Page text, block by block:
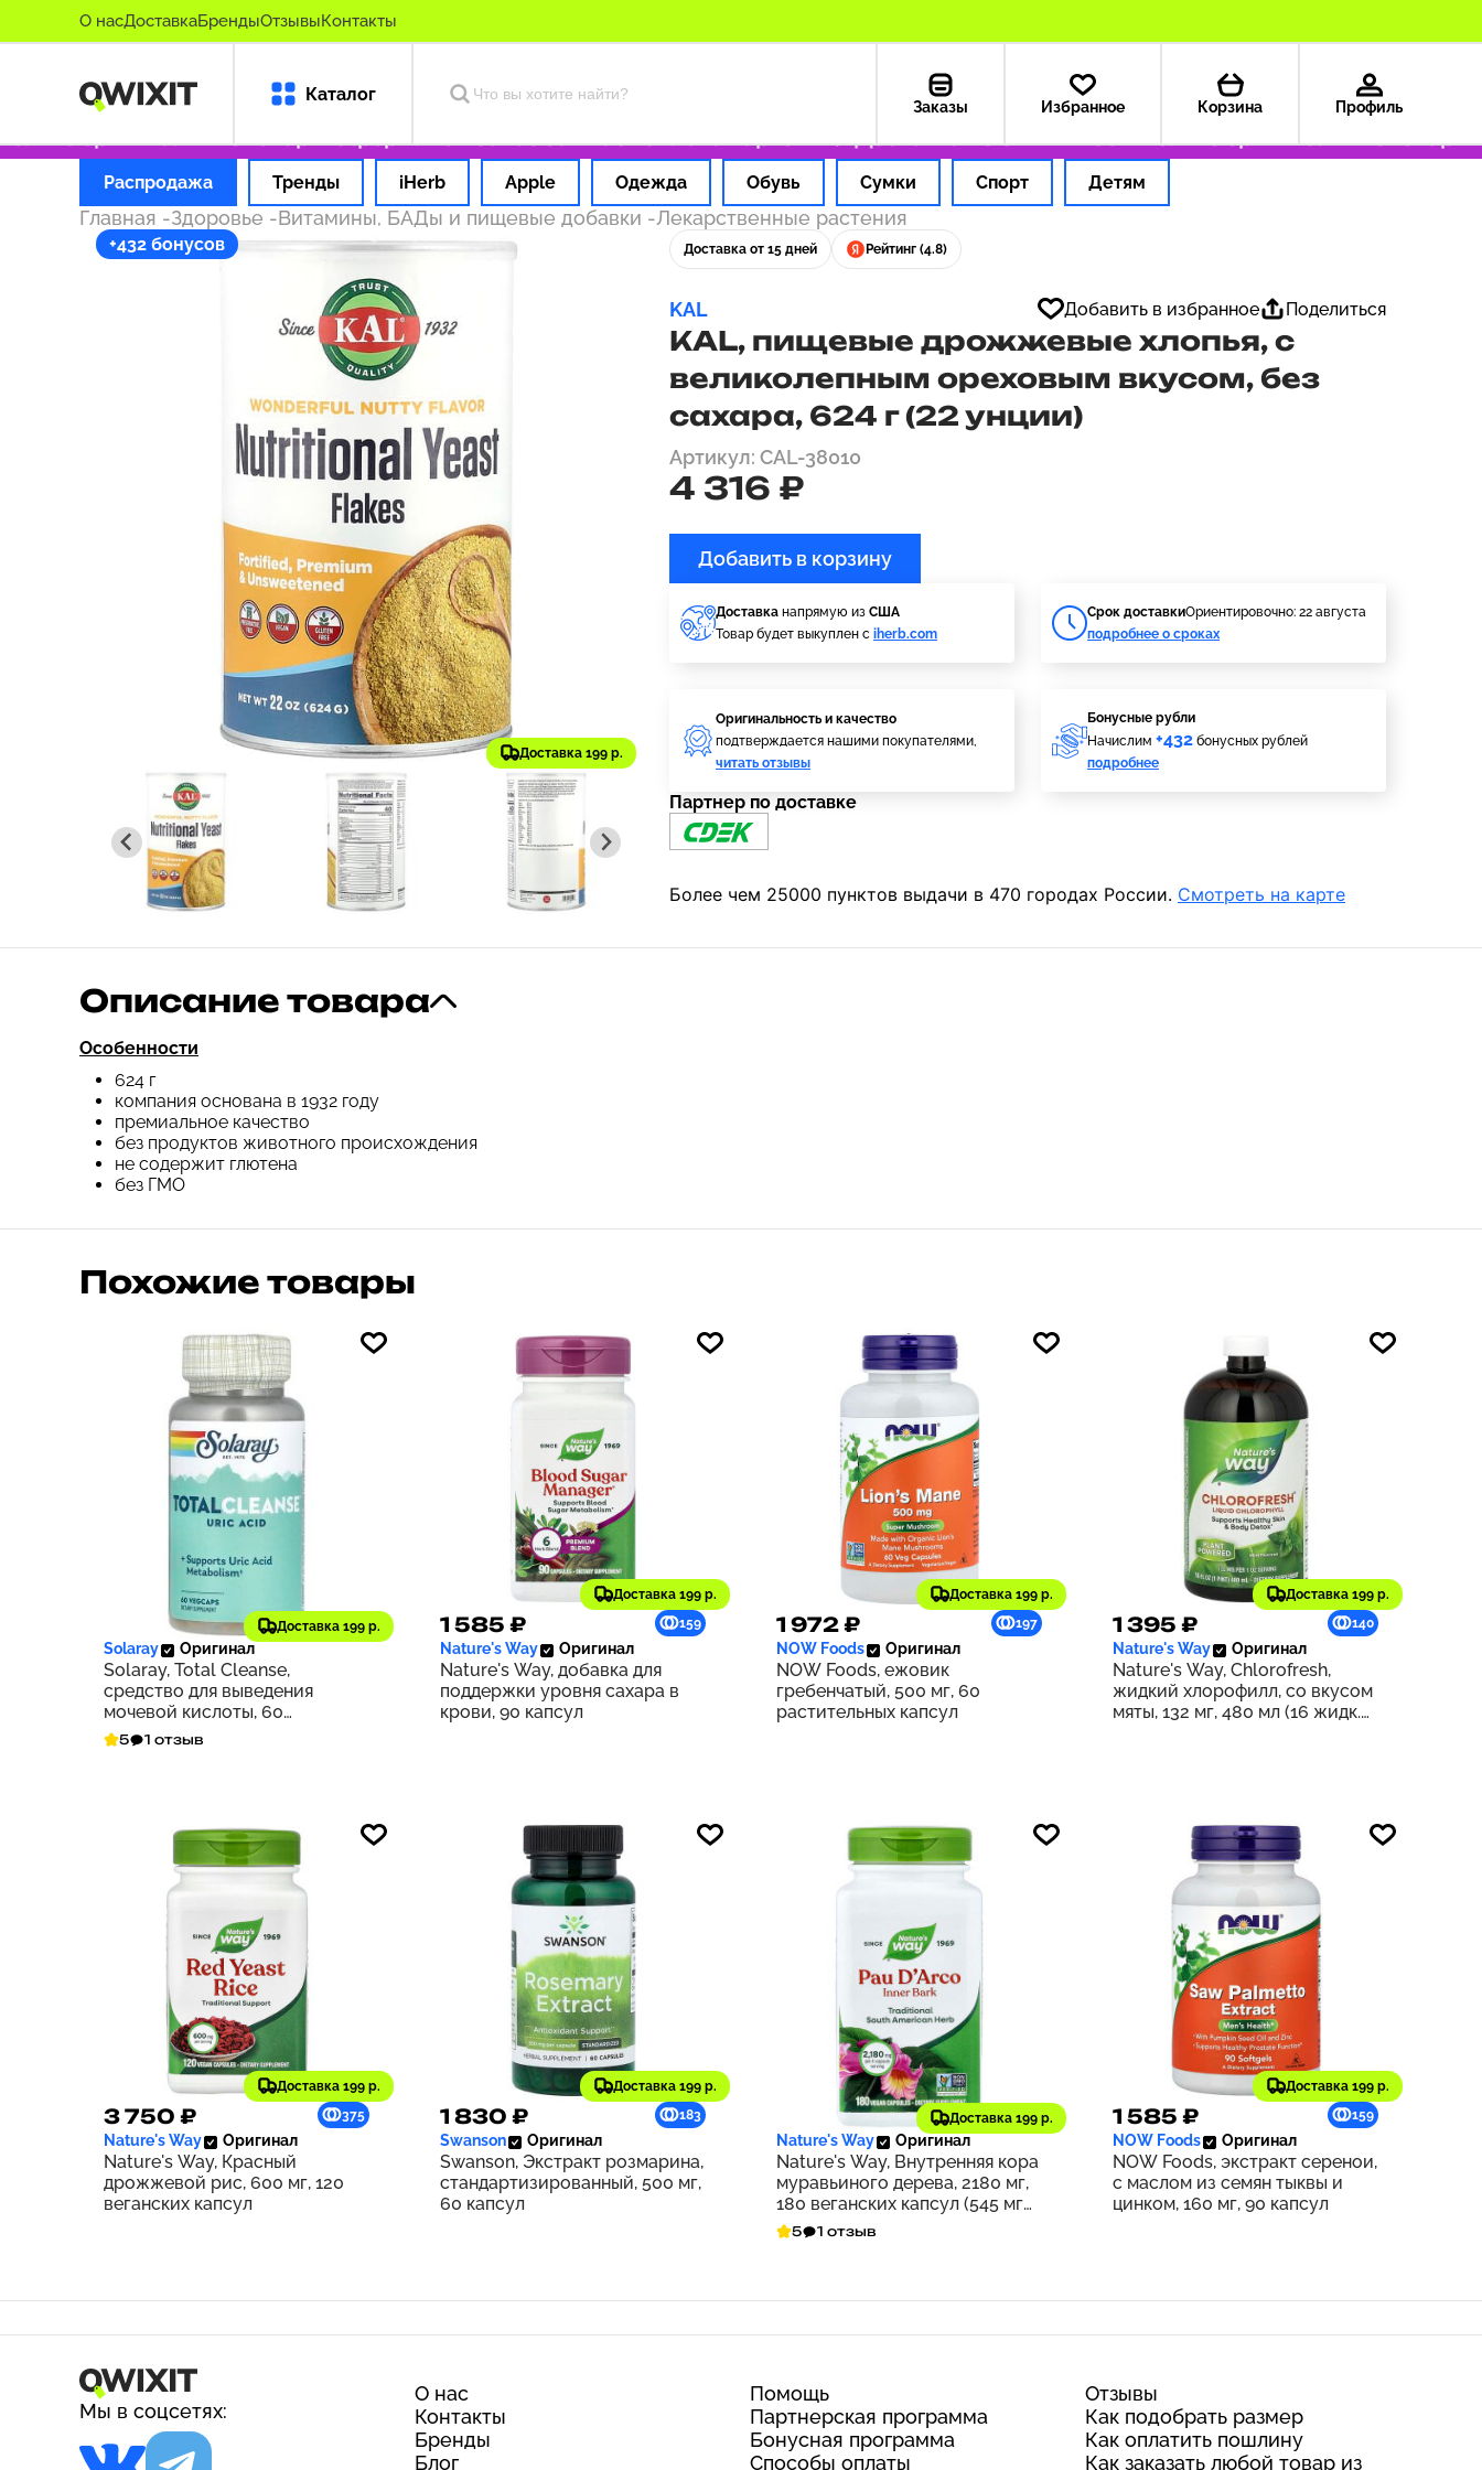
О насДоставкаБрендыОтзывыКонтакты
Каталог
Заказы Избранное Корзина Профиль
оригинальные товары Оформляем заказ за 1 час Оплата картой РФ Доставка из США — 199 ₽ Только оригинальные товары
Распродажа Тренды iHerb Apple Одежда Обувь Сумки Спорт Детям
Главная -Здоровье -Витамины, БАДы и пищевые добавки -Лекарственные растения
+432 бонусов
Доставка 199 р.
Доставка от 15 дней Рейтинг (4.8)
KAL Добавить в избранное Поделиться
KAL, пищевые дрожжевые хлопья, с
великолепным ореховым вкусом, без
сахара, 624 г (22 унции)
Артикул: CAL-38010
4 316 ₽
Добавить в корзину
Доставка напрямую из США
Товар будет выкуплен с iherb.com
Cрок доставкиОриентировочно: 22 августа
подробнее о сроках
Оригинальность и качество
подтверждается нашими покупателями,
читать отзывы
Бонусные рубли
Начислим +432 бонусных рублей
подробнее
Партнер по доставке
Более чем 25000 пунктов выдачи в 470 городах России. Смотреть на карте
Описание товара
Особенности
624 г
компания основана в 1932 году
премиальное качество
без продуктов животного происхождения
не содержит глютена
без ГМО
Похожие товары
Доставка 199 р.
3 456 ₽ 346
Solaray Оригинал
Solaray, Total Cleanse,
средство для выведения
мочевой кислоты, 60
растительных капсул
5 1 отзыв
Доставка 199 р.
1 585 ₽ 159
Nature's Way Оригинал
Nature's Way, добавка для
поддержки уровня сахара в
крови, 90 капсул
Доставка 199 р.
1 972 ₽ 197
NOW Foods Оригинал
NOW Foods, ежовик
гребенчатый, 500 мг, 60
растительных капсул
Доставка 199 р.
1 395 ₽ 140
Nature's Way Оригинал
Nature's Way, Chlorofresh,
жидкий хлорофилл, со вкусом
мяты, 132 мг, 480 мл (16 жидк.
Доставка 199 р.
3 750 ₽ 375
Nature's Way Оригинал
Nature's Way, Красный
дрожжевой рис, 600 мг, 120
веганских капсул
Доставка 199 р.
1 830 ₽ 183
Swanson Оригинал
Swanson, Экстракт розмарина,
стандартизированный, 500 мг,
60 капсул
Доставка 199 р.
1 688 ₽ 169
Nature's Way Оригинал
Nature's Way, Внутренняя кора
муравьиного дерева, 2180 мг,
180 веганских капсул (545 мг
на капсулу)
5 1 отзыв
Доставка 199 р.
1 585 ₽ 159
NOW Foods Оригинал
NOW Foods, экстракт серенои,
с маслом из семян тыквы и
цинком, 160 мг, 90 капсул
Мы в соцсетях:
О нас
Контакты
Бренды
Блог
Помощь
Партнерская программа
Бонусная программа
Способы оплаты
Отзывы
Как подобрать размер
Как оплатить пошлину
Как заказать любой товар из